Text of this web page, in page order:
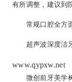
有所调整，建议到
常规口腔全方
超声波深度洁
www.qypxw.net
微创前牙美学